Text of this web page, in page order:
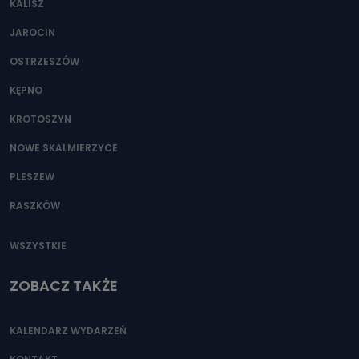
Można to zrobić pod numerem telefonu 62 735-51-05 lub
KALISZ
JAROCIN
OSTRZESZÓW
KĘPNO
KROTOSZYN
NOWE SKALMIERZYCE
PLESZEW
RASZKÓW
WSZYSTKIE
ZOBACZ TAKŻE
KALENDARZ WYDARZEŃ